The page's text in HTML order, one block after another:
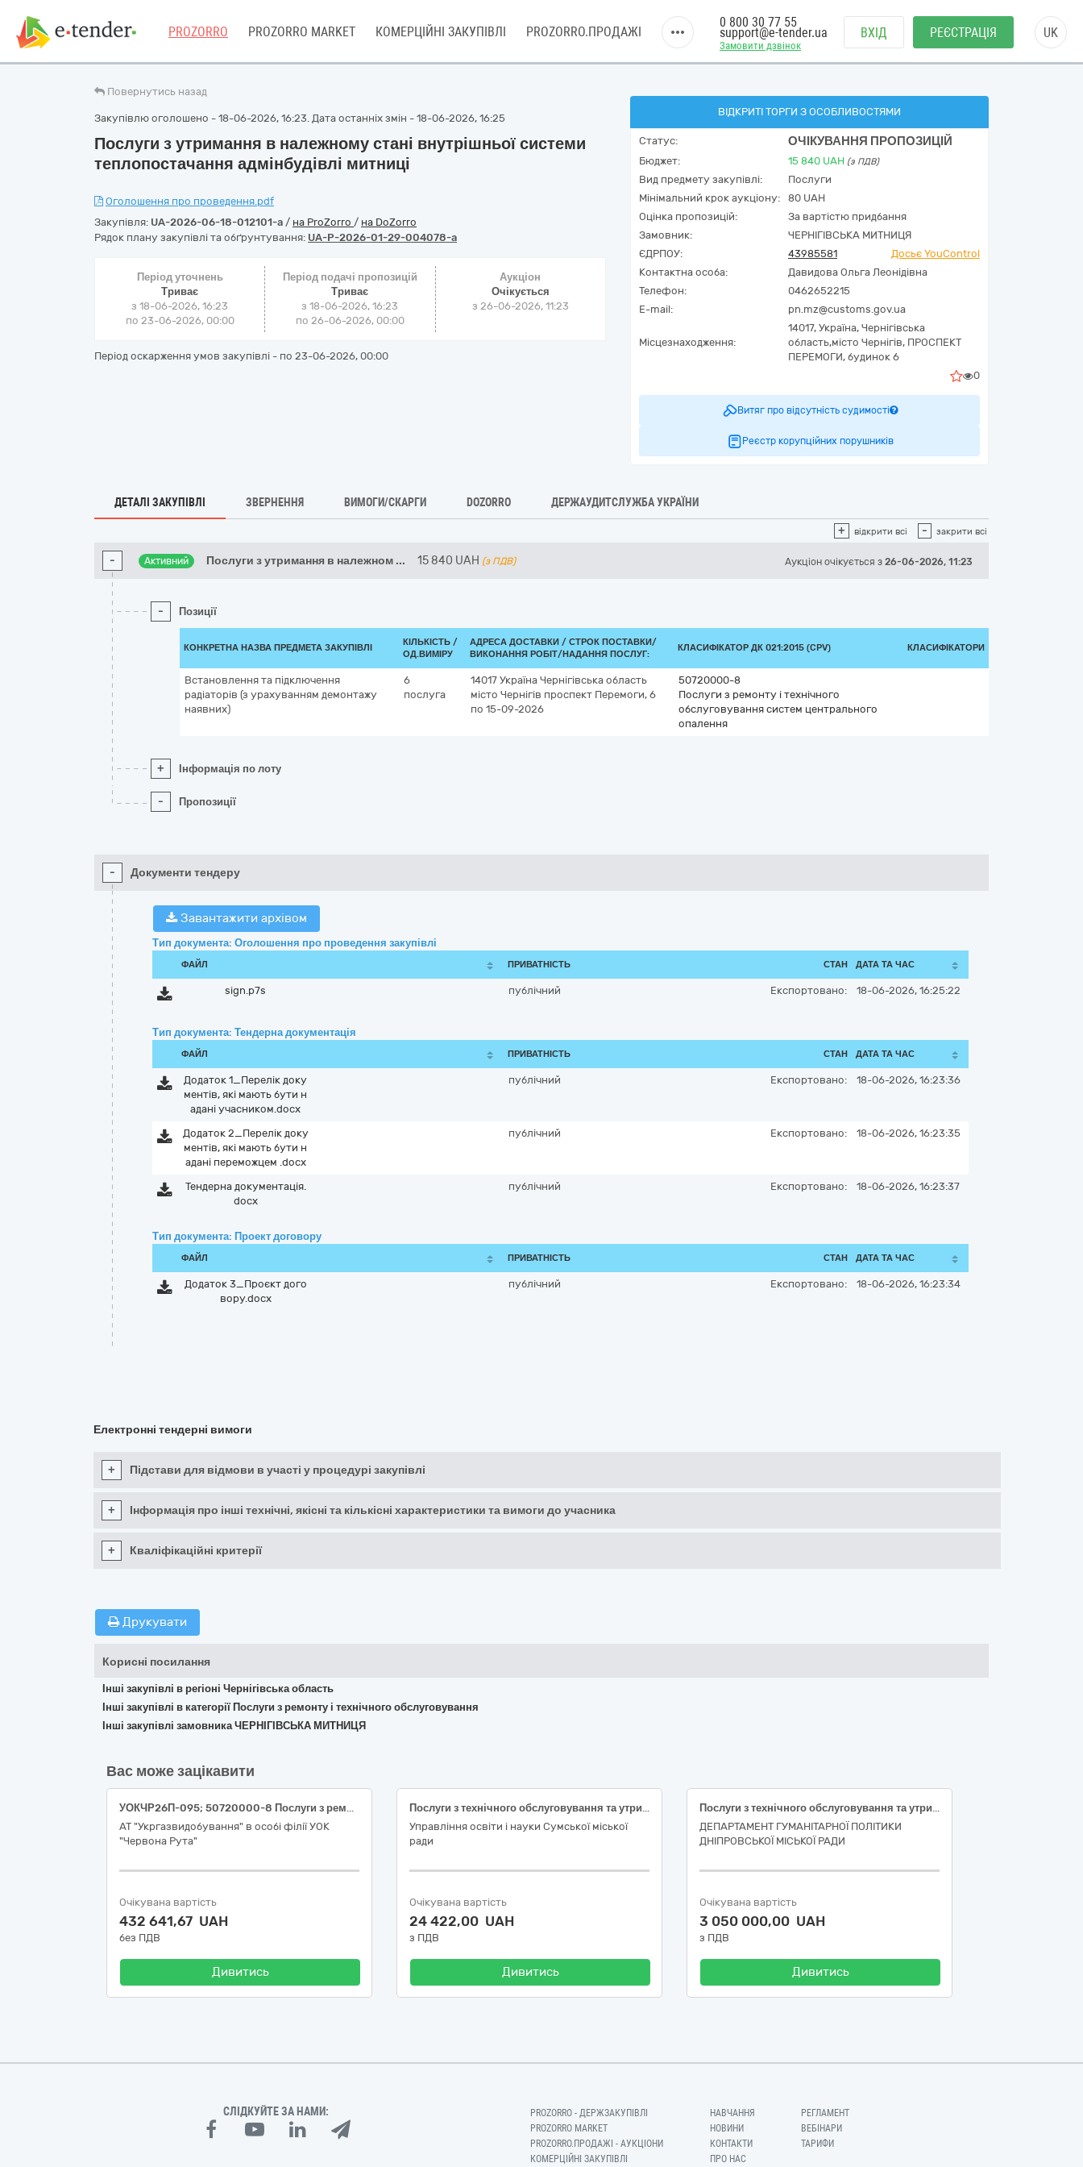
PROZORRO PROZORRO MARKET КОМЕРЦІЙНІ ЗАКУПІВЛІ PROZORRO.ПРОДАЖІ
Замовити дзвінок
0 800 30 77 55
support@e-tender.ua ВХІД РЕЄСТРАЦІЯ UK
Повернутись назад
Закупівлю оголошено - 18-06-2026, 16:23. Дата останніх змін - 18-06-2026, 16:25
Послуги з утримання в належному стані внутрішньої системи
теплопостачання адмінбудівлі митниці
Оголошення про проведення.pdf
Закупівля: UA-2026-06-18-012101-a / на ProZorro / на DoZorro
Рядок плану закупівлі та обґрунтування: UA-P-2026-01-29-004078-a
Період уточнень
Триває
з 18-06-2026, 16:23
по 23-06-2026, 00:00
Період подачі пропозицій
Триває
з 18-06-2026, 16:23
по 26-06-2026, 00:00
Аукціон
Очікується
з 26-06-2026, 11:23
Період оскарження умов закупівлі - по 23-06-2026, 00:00
ВІДКРИТІ ТОРГИ З ОСОБЛИВОСТЯМИ
Статус: ОЧІКУВАННЯ ПРОПОЗИЦІЙ
Бюджет: 15 840 UAH (з ПДВ)
Вид предмету закупівлі:
Послуги
Мінімальний крок аукціону:
80 UAH
Оцінка пропозицій:
За вартістю придбання
Замовник:
ЧЕРНІГІВСЬКА МИТНИЦЯ
ЄДРПОУ:
43985581
Досьє YouControl
Контактна особа:
Давидова Ольга Леонідівна
Телефон:
0462652215
E-mail:
pn.mz@customs.gov.ua
Місцезнаходження:
14017, Україна, Чернігівська
область,місто Чернігів, ПРОСПЕКТ
ПЕРЕМОГИ, будинок 6
0
Витяг про відсутність судимості
Реєстр корупційних порушників
ДЕТАЛІ ЗАКУПІВЛІ ЗВЕРНЕННЯ ВИМОГИ/СКАРГИ DOZORRO ДЕРЖАУДИТСЛУЖБА УКРАЇНИ
+ відкрити всі - закрити всі
- Активний Послуги з утримання в належном ... 15 840 UAH (з ПДВ) Аукціон очікується з 26-06-2026, 11:23
- Позиції
КОНКРЕТНА НАЗВА ПРЕДМЕТА ЗАКУПІВЛІ
КІЛЬКІСТЬ /
ОД.ВИМІРУ
АДРЕСА ДОСТАВКИ / СТРОК ПОСТАВКИ/
ВИКОНАННЯ РОБІТ/НАДАННЯ ПОСЛУГ:
КЛАСИФІКАТОР ДК 021:2015 (CPV) КЛАСИФІКАТОРИ
Встановлення та підключення
радіаторів (з урахуванням демонтажу
наявних)
6
послуга
14017 Україна Чернігівська область
місто Чернігів проспект Перемоги, 6
по 15-09-2026
50720000-8
Послуги з ремонту і технічного
обслуговування систем центрального
опалення
+ Інформація по лоту
- Пропозиції
- Документи тендеру
Завантажити архівом
Тип документа: Оголошення про проведення закупівлі
ФАЙЛ ПРИВАТНІСТЬ СТАН ДАТА ТА ЧАС
sign.p7s публічний Експортовано: 18-06-2026, 16:25:22
Тип документа: Тендерна документація
ФАЙЛ ПРИВАТНІСТЬ СТАН ДАТА ТА ЧАС
Додаток 1_Перелік доку
ментів, які мають бути н
адані учасником.docx
публічний Експортовано: 18-06-2026, 16:23:36
Додаток 2_Перелік доку
ментів, які мають бути н
адані переможцем .docx
публічний Експортовано: 18-06-2026, 16:23:35
Тендерна документація.
docx
публічний Експортовано: 18-06-2026, 16:23:37
Тип документа: Проект договору
ФАЙЛ ПРИВАТНІСТЬ СТАН ДАТА ТА ЧАС
Додаток 3_Проєкт дого
вору.docx
публічний Експортовано: 18-06-2026, 16:23:34
Електронні тендерні вимоги
+ Підстави для відмови в участі у процедурі закупівлі
+ Інформація про інші технічні, якісні та кількісні характеристики та вимоги до учасника
+ Кваліфікаційні критерії
Друкувати
Корисні посилання
Інші закупівлі в регіоні Чернігівська область
Інші закупівлі в категорії Послуги з ремонту і технічного обслуговування
Інші закупівлі замовника ЧЕРНІГІВСЬКА МИТНИЦЯ
Вас може зацікавити
УОКЧР26П-095; 50720000-8 Послуги з ремонту і технічного обслуговування систем центрального опалення (Послуги з ремонту і ТО котелень)
АТ "Укргазвидобування" в особі філії УОК
"Червона Рута"
Очікувана вартість
432 641,67 UAH
без ПДВ
Дивитись
Послуги з технічного обслуговування та утримання в належному стані внутрішніх мереж теплопостачання (поточний ремонт системи опалення)
Управління освіти і науки Сумської міської
ради
Очікувана вартість
24 422,00 UAH
з ПДВ
Дивитись
Послуги з технічного обслуговування та утримання в належному стані внутрішніх мереж теплопостачання, а саме: послуги з промивки мереж теплопостачання закладів дошкільної освіти міста Дніпра
ДЕПАРТАМЕНТ ГУМАНІТАРНОЇ ПОЛІТИКИ
ДНІПРОВСЬКОЇ МІСЬКОЇ РАДИ
Очікувана вартість
3 050 000,00 UAH
з ПДВ
Дивитись
СЛІДКУЙТЕ ЗА НАМИ:
PROZORRO - ДЕРЖЗАКУПІВЛІ
PROZORRO MARKET
PROZORRO.ПРОДАЖІ - АУКЦІОНИ
КОМЕРЦІЙНІ ЗАКУПІВЛІ
НАВЧАННЯ
НОВИНИ
КОНТАКТИ
ПРО НАС
РЕГЛАМЕНТ
ВЕБІНАРИ
ТАРИФИ